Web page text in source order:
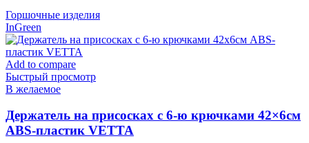
Горшочные изделия
InGreen
Add to compare
Быстрый просмотр
В желаемое
Держатель на присосках с 6-ю крючками 42×6см
ABS-пластик VETTA